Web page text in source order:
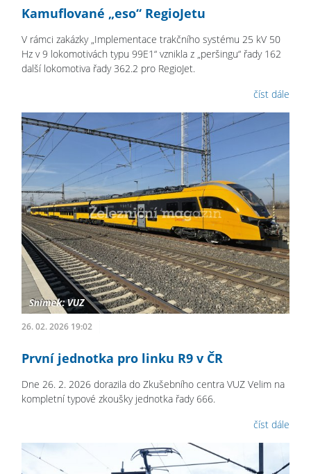
Kamuflované „eso“ RegioJetu
V rámci zakázky „Implementace trakčního systému 25 kV 50
Hz v 9 lokomotivách typu 99E1“ vznikla z „peršingu“ řady 162
další lokomotiva řady 362.2 pro RegioJet.
číst dále
26. 02. 2026 19:02
První jednotka pro linku R9 v ČR
Dne 26. 2. 2026 dorazila do Zkušebního centra VUZ Velim na
kompletní typové zkoušky jednotka řady 666.
číst dále